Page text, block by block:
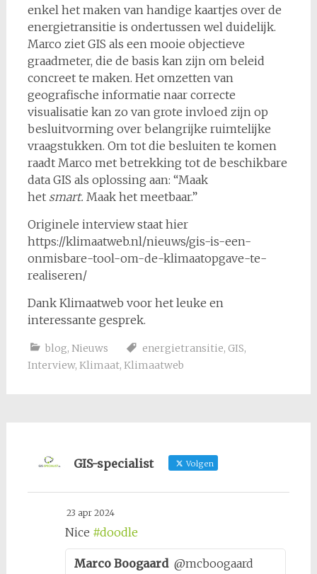
enkel het maken van handige kaartjes over de
energietransitie is ondertussen wel duidelijk.
Marco ziet GIS als een mooie objectieve
graadmeter, die de basis kan zijn om beleid
concreet te maken. Het omzetten van
geografische informatie naar correcte
visualisatie kan zo van grote invloed zijn op
besluitvorming over belangrijke ruimtelijke
vraagstukken. Om tot die besluiten te komen
raadt Marco met betrekking tot de beschikbare
data GIS als oplossing aan: “Maak
het smart. Maak het meetbaar.”
Originele interview staat hier
https://klimaatweb.nl/nieuws/gis-is-een-
onmisbare-tool-om-de-klimaatopgave-te-
realiseren/
Dank Klimaatweb voor het leuke en
interessante gesprek.
blog, Nieuws energietransitie, GIS,
Interview, Klimaat, Klimaatweb
GIS-specialist Volgen
23 apr 2024
Nice #doodle
Marco Boogaard @mcboogaard